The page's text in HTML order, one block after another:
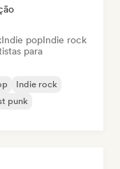
Indie popIndie rock
para
Indie rock
punk